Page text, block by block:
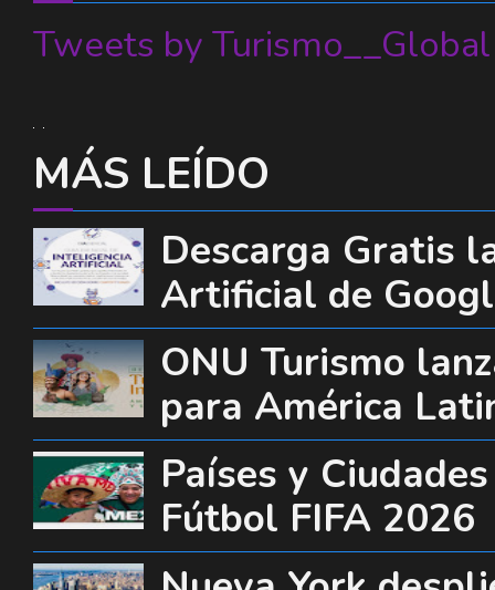
Tweets by Turismo__Global
MÁS LEÍDO
Descarga Gratis
Artificial de
ONU Turismo
para América
Países y
Fútbol FIFA 2026